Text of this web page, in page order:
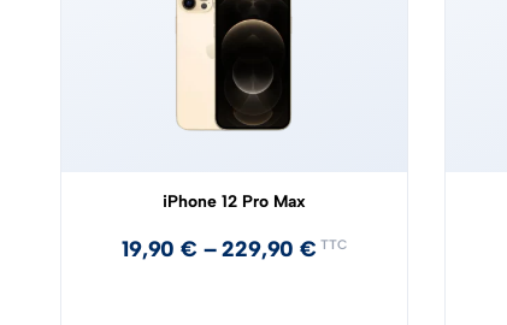
iPhone 12 Pro Max
19,90€ –229,90€ TTC